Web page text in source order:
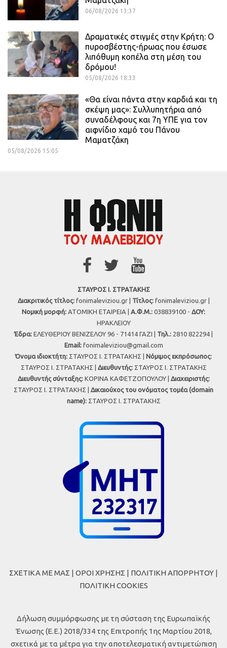
06/08/2026 13:37
Δραματικές στιγμές στην Κρήτη: Ο
πυροσβέστης-ήρωας που έσωσε
λιπόθυμη κοπέλα στη μέση του
δρόμου!
05/08/2026 18:33
«Θα είναι πάντα στην καρδιά και τη
σκέψη μας»: Συλλυπητήρια από
συναδέλφους και 7η ΥΠΕ για τον
αιφνίδιο χαμό του Πάνου
Μαματζάκη
05/08/2026 15:05
ΣΤΑΥΡΟΣ Ι. ΣΤΡΑΤΑΚΗΣ
Διακριτικός τίτλος:fonimaleviziou.gr | Τίτλος:fonimaleviziou.gr |
Νομική μορφή: ΑΤΟΜΙΚΗ ΕΤΑΙΡΕΙΑ | Α.Φ.Μ.: 038839100 - ΔΟΥ:
ΗΡΑΚΛΕΙΟΥ
Έδρα: ΕΛΕΥΘΕΡΙΟΥ ΒΕΝΙΖΕΛΟΥ 96 - 71414 ΓΑΖΙ | Τηλ.: 2810 822294 |
Εmail: fonimaleviziou@gmail.com
Όνομα ιδιοκτήτη: ΣΤΑΥΡΟΣ Ι. ΣΤΡΑΤΑΚΗΣ | Νόμιμος εκπρόσωπος:
ΣΤΑΥΡΟΣ Ι. ΣΤΡΑΤΑΚΗΣ | Διευθυντής:ΣΤΑΥΡΟΣ Ι. ΣΤΡΑΤΑΚΗΣ
Διευθυντής σύνταξης:ΚΟΡΙΝΑ ΚΑΦΕΤΖΟΠΟΥΛΟΥ | Διαχειριστής:
ΣΤΑΥΡΟΣ Ι. ΣΤΡΑΤΑΚΗΣ | Δικαιούχος του ονόματος τομέα (domain
name):ΣΤΑΥΡΟΣ Ι. ΣΤΡΑΤΑΚΗΣ
ΣΧΕΤΙΚΑ ΜΕ ΜΑΣ | ΟΡΟΙ ΧΡΗΣΗΣ | ΠΟΛΙΤΙΚΗ ΑΠΟΡΡΗΤΟΥ |
ΠΟΛΙΤΙΚΗ COOKIES
Δήλωση συμμόρφωσης με τη σύσταση της Ευρωπαϊκής
Ένωσης (Ε.Ε.) 2018/334 της Επιτροπής 1ης Μαρτίου 2018,
σχετικά με τα μέτρα για την αποτελεσματική αντιμετώπιση